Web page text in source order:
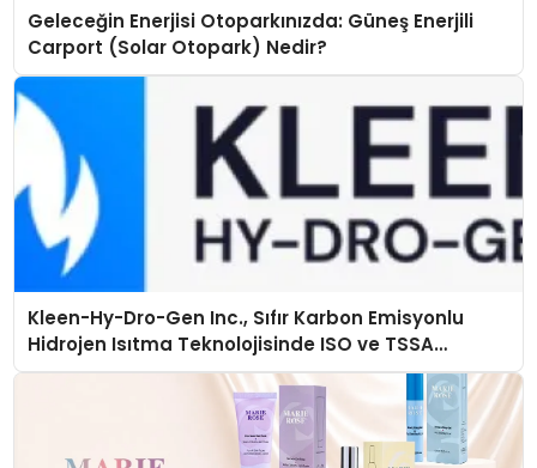
Geleceğin Enerjisi Otoparkınızda: Güneş Enerjili
Carport (Solar Otopark) Nedir?
Kleen-Hy-Dro-Gen Inc., Sıfır Karbon Emisyonlu
Hidrojen Isıtma Teknolojisinde ISO ve TSSA
Düzenleyici Onaylarını Aldı